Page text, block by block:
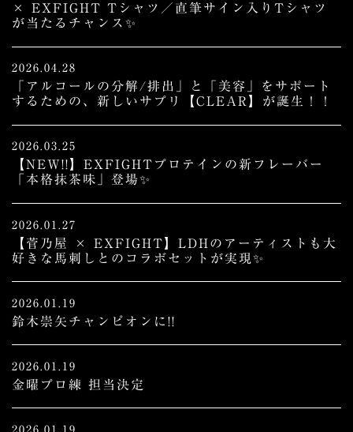
× EXFIGHT Tシャツ／直筆サイン入りTシャツ
が当たるチャンス✨
2026.04.28
「アルコールの分解/排出」と「美容」をサポート
するための、新しいサプリ【CLEAR】が誕生！！
2026.03.25
【NEW!!】EXFIGHTプロテインの新フレーバー
「本格抹茶味」登場✨
2026.01.27
【菅乃屋 × EXFIGHT】LDHのアーティストも大
好きな馬刺しとのコラボセットが実現✨
2026.01.19
鈴木崇矢チャンピオンに!!
2026.01.19
金曜プロ練 担当決定
2026.01.19